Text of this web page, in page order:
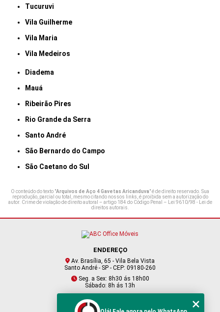
Tucuruvi
Vila Guilherme
Vila Maria
Vila Medeiros
Diadema
Mauá
Ribeirão Pires
Rio Grande da Serra
Santo André
São Bernardo do Campo
São Caetano do Sul
O conteúdo do texto "Arquivos de Aço 4 Gavetas Aricanduva" é de direito reservado. Sua
reprodução, parcial ou total, mesmo citando nossos links, é proibida sem a autorização do
autor. Crime de violação de direito autoral – artigo 184 do Código Penal – Lei 9610/98 - Lei de
direitos autorais.
ENDEREÇO
Av. Brasília, 65 - Vila Bela Vista
Santo André - SP - CEP: 09180-260
Seg. a Sex: 8h30 ás 18h00
Sábado: 8h ás 13h
CONTATO